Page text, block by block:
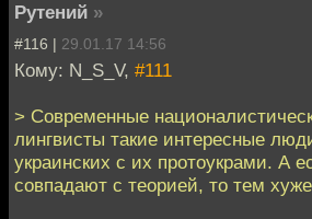
Рутений »
#116 | 29.01.17 14:56
Кому: N_S_V, #111
> Современные
лингвисты такие интересные
украинских с их протоукрами. А
совпадают с теорией, то тем